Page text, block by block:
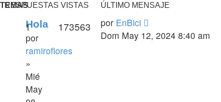
TEMAS
RESPUESTAS VISTAS ÚLTIMO MENSAJE
Hola
por
ramiroflores
»
Mié
May
1 173563 por EnBici
Dom May 12, 2024 8:40 am